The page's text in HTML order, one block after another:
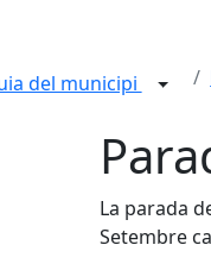
del municipi
La parada
Setembre